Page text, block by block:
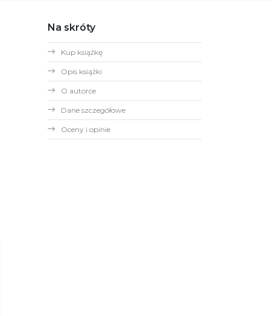
Na skróty
Kup książkę
Opis książki
O autorce
Dane szczegółowe
Oceny i opinie